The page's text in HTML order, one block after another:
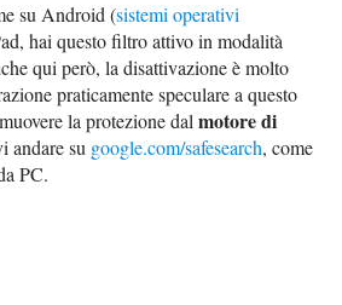
su Android (sistemi operativi
hai questo filtro attivo in modalità
qui però, la disattivazione è molto
praticamente speculare a questo
la protezione dalmotore di
andare su google.com/safesearch, come
PC.